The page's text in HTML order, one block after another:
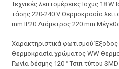
Τεχνικές λεπτομέρειες Ισχύς 18 W
τάσης 220-240 V Θερμοκρασία
mm IP20 Διάμετρος 220 mm
Χαρακτηριστικά φωτισμού
Θερμοκρασία χρώματος WW
Γωνία δέσμης 120 ° Τσιπ τύπου